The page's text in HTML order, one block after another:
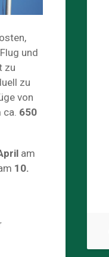
und
zu
zu
von
ca. 650
am
10.